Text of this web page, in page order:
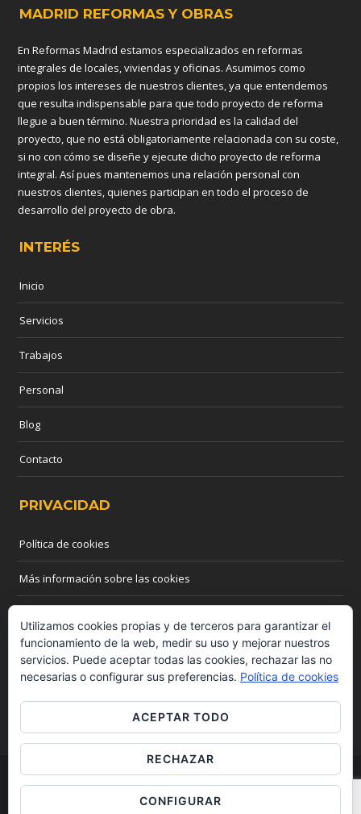
MADRID REFORMAS Y OBRAS
En Reformas Madrid estamos especializados en reformas
integrales de locales, viviendas y oficinas. Asumimos como
propios los intereses de nuestros clientes, ya que entendemos
que resulta indispensable para que todo proyecto de reforma
llegue a buen término. Nuestra prioridad es la calidad del
proyecto, que no está obligatoriamente relacionada con su coste,
si no con cómo se diseñe y ejecute dicho proyecto de reforma
integral. Así pues mantenemos una relación personal con
nuestros clientes, quienes participan en todo el proceso de
desarrollo del proyecto de obra.
INTERÉS
Inicio
Servicios
Trabajos
Personal
Blog
Contacto
PRIVACIDAD
Política de cookies
Más información sobre las cookies
CONTACTO
Teléfono: 655 03 44 55
© MADRID REFORMAS Y OBRAS 2018 -
https://www.madridreformasyobras.com
Utilizamos cookies propias y de terceros para garantizar el
funcionamiento de la web, medir su uso y mejorar nuestros
servicios. Puede aceptar todas las cookies, rechazar las no
necesarias o configurar sus preferencias. Política de cookies
ACEPTAR TODO
RECHAZAR
CONFIGURAR